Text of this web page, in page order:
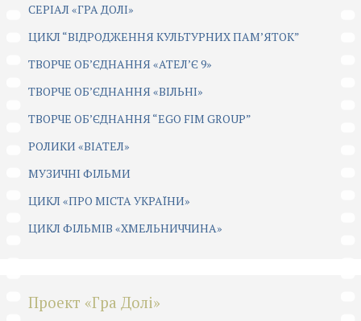
СЕРІАЛ «ГРА ДОЛІ»
ЦИКЛ “ВІДРОДЖЕННЯ КУЛЬТУРНИХ ПАМ’ЯТОК”
ТВОРЧЕ ОБ’ЄДНАННЯ «АТЕЛ’Є 9»
ТВОРЧЕ ОБ’ЄДНАННЯ «ВІЛЬНІ»
ТВОРЧЕ ОБ’ЄДНАННЯ “EGO FIM GROUP”
РОЛИКИ «ВІАТЕЛ»
МУЗИЧНІ ФІЛЬМИ
ЦИКЛ «ПРО МІСТА УКРАЇНИ»
ЦИКЛ ФІЛЬМІВ «ХМЕЛЬНИЧЧИНА»
Проект «Гра Долі»